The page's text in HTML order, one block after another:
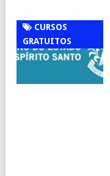
CURSOS
GRATUITOS